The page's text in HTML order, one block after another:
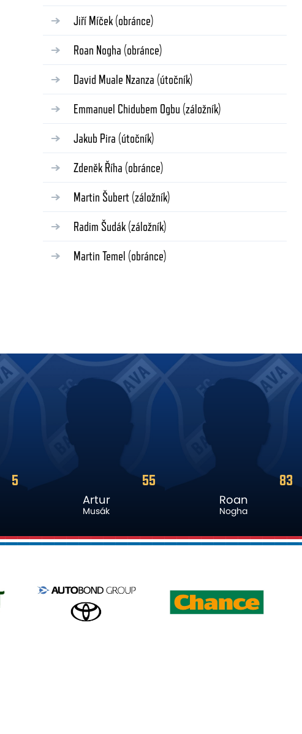
Jiří Míček (obránce)
Roan Nogha (obránce)
David Muale Nzanza (útočník)
Emmanuel Chidubem Ogbu (záložník)
Jakub Pira (útočník)
Zdeněk Říha (obránce)
Martin Šubert (záložník)
Radim Šudák (záložník)
Martin Temel (obránce)
55 83
Roan
Nogha
11
David
Látal